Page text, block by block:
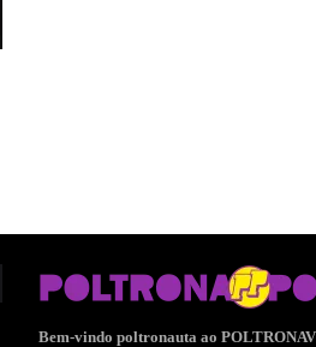
Bem-vindo poltronauta ao